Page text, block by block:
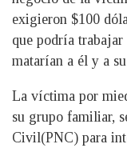
exigieron $100
que podría trabajar
matarían a él y a
La víctima por
su grupo familiar,
Civil(PNC) para